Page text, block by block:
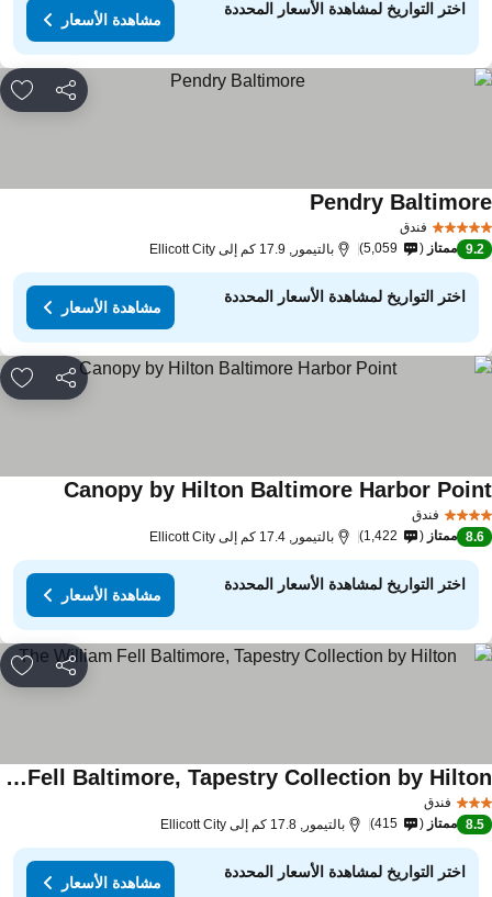
اختر التواريخ لمشاهدة الأسعار المحددة
مشاهدة الأسعار
مشاركة
فندق
Pendry
9.2 ممتاز 5,059 بالتيمور, 17.9 كم إلى Ellicott City
اختر التواريخ لمشاهدة الأسعار المحددة
مشاهدة الأسعار
مشاركة
فندق
Canopy by Hilton Baltimore Harbor
8.6 ممتاز 1,422 بالتيمور, 17.4 كم إلى Ellicott City
اختر التواريخ لمشاهدة الأسعار المحددة
مشاهدة الأسعار
مشاركة
فندق
The William Fell Baltimore, Tapestry Collection by Hilton
8.5 ممتاز 415 بالتيمور, 17.8 كم إلى Ellicott City
اختر التواريخ لمشاهدة الأسعار المحددة
مشاهدة الأسعار